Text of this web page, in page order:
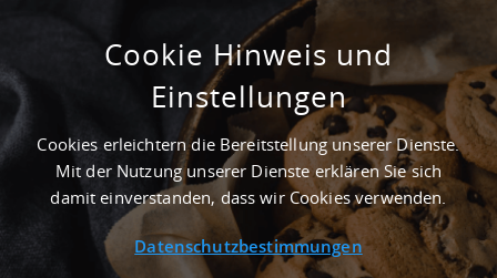
GEPFLEGT - 8.000 M² LOGISTIKIMMOBILIE IN
ZWICKAU NAHE GÜTERVERKEHRSZENTRUM
TERMINAL GLAUCHAU (HOF, SONNEBERG,
PILSEN) - LANDKREIS ZWICKAU
Immobiliensuche / Detailansicht
Cookie Hinweis und
Einstellungen
Cookies erleichtern die Bereitstellung unserer Dienste.
Mit der Nutzung unserer Dienste erklären Sie sich
damit einverstanden, dass wir Cookies verwenden.
Datenschutzbestimmungen